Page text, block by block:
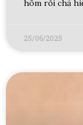
hôm rồi chả
25/06/2025